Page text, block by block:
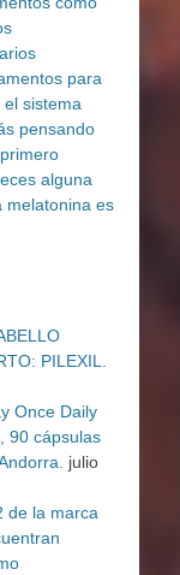
PILEXIL.
Once Daily
90 cápsulas
julio
de la marca